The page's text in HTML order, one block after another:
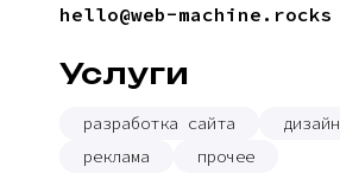
hello@web-machine.rocks
Услуги
разработка сайта дизайн
реклама
прочее